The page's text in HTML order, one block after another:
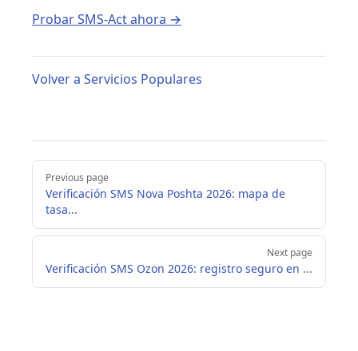
Probar SMS-Act ahora →
Volver a Servicios Populares
Pager
Previous page
Verificación SMS Nova Poshta 2026: mapa de
tasa...
Next page
Verificación SMS Ozon 2026: registro seguro en ...